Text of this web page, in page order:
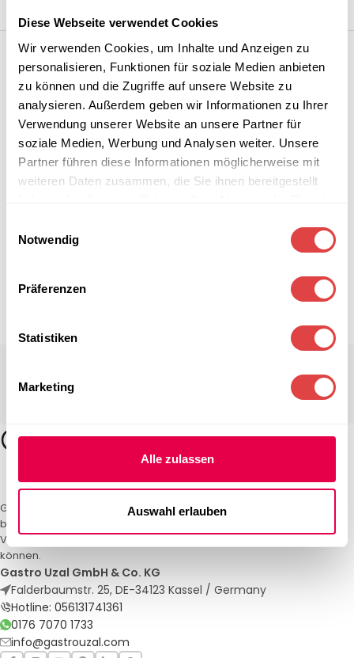
Diese Webseite verwendet Cookies
Wir verwenden Cookies, um Inhalte und Anzeigen zu
personalisieren, Funktionen für soziale Medien anbieten
zu können und die Zugriffe auf unsere Website zu
analysieren. Außerdem geben wir Informationen zu Ihrer
Verwendung unserer Website an unsere Partner für
soziale Medien, Werbung und Analysen weiter. Unsere
Partner führen diese Informationen möglicherweise mit
weiteren Daten zusammen, die Sie ihnen bereitgestellt
Notwendig
Präferenzen
Statistiken
Marketing
Alle zulassen
Auswahl erlauben
Gastro Uzal – Ihr Spezialist für Gastronomiemöbel und -textilien. Wir
bieten maßgeschneiderte Lösungen für Restaurants, Hotels und
Veranstaltungen. Qualität und Service, auf die Sie sich verlassen
können.
Gastro Uzal GmbH & Co. KG
Falderbaumstr. 25, DE-34123 Kassel / Germany
Hotline: 056131741361
0176 7070 1733
info@gastrouzal.com